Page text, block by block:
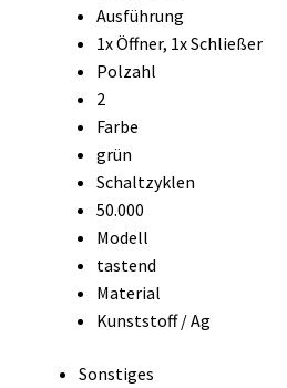
Ausführung
1x Öffner, 1x Schließer
Polzahl
2
Farbe
grün
Schaltzyklen
50.000
Modell
tastend
Material
Kunststoff / Ag
Sonstiges